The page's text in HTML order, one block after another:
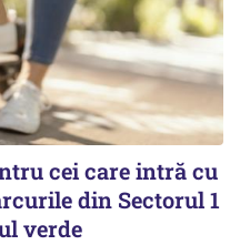
cei care intră cu
din Sectorul 1
verde